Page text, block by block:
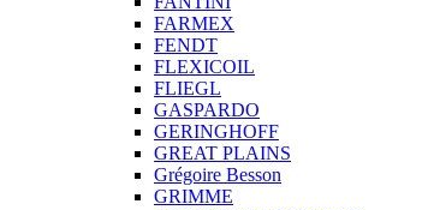
FARMEX
FENDT
FLEXICOIL
FLIEGL
GASPARDO
GERINGHOFF
GREAT PLAINS
Grégoire Besson
GRIMME